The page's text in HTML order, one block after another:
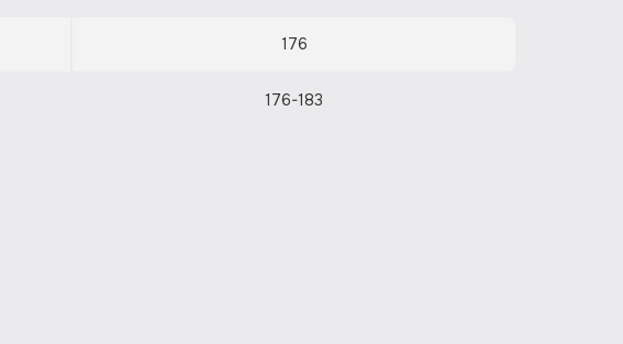
176
176-183